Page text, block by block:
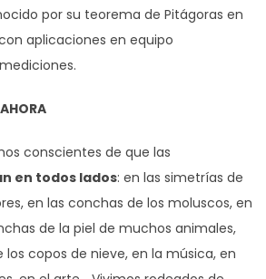
por su teorema de Pitágoras en
aplicaciones en equipo
conscientes de que las
en todos lados: en las simetrías de
en las conchas de los moluscos, en
de la piel de muchos animales,
los copos de nieve, en la música, en